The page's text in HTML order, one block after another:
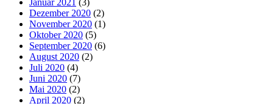
Dezember 2020 (2)
November 2020 (1)
Oktober 2020 (5)
September 2020 (6)
August 2020 (2)
Juli 2020 (4)
Juni 2020 (7)
Mai 2020 (2)
April 2020 (2)